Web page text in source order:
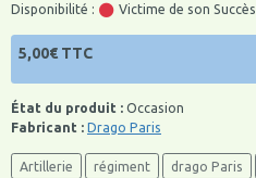
Disponibilité : Victime de son Succès
5,00€ TTC
État du produit : Occasion
Fabricant : Drago Paris
Artillerie régiment drago Paris